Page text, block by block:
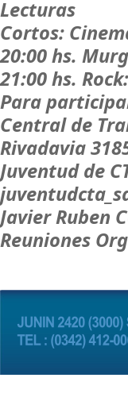
Lecturas
Cortos:
20:00 hs.
21:00 hs.
Para
Central de
Rivadavia
Juventud de
Javier Ruben
Reuniones